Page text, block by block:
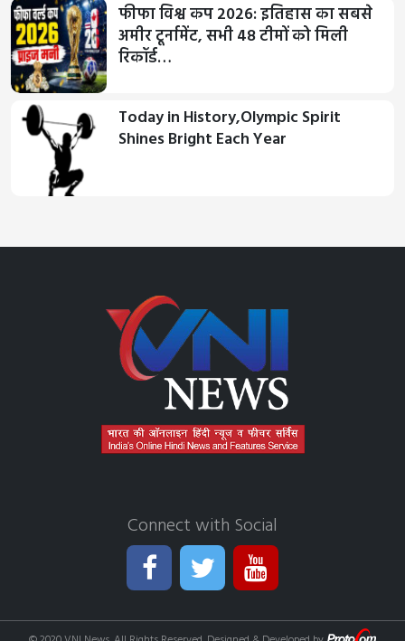
फीफा विश्व कप 2026: इतिहास का सबसे
अमीर टूर्नामेंट, सभी 48 टीमों को मिली
रिकॉर्ड…
Today in History,Olympic Spirit
Shines Bright Each Year
Connect with Social